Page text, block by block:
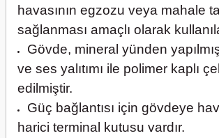
havasının egzozu veya mahale
sağlanması amaçlı olarak
Gövde, mineral yünden
ve ses yalıtımı ile polimer kaplı
edilmiştir.
Güç bağlantısı için gövdeye
harici terminal kutusu vardır.